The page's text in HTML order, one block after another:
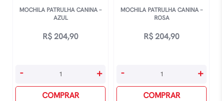
MOCHILA PATRULHA CANINA –
AZUL
R$204,90
Mochila
- +
COMPRAR
MOCHILA PATRULHA CANINA –
ROSA
R$204,90
Mochila
- +
COMPRAR